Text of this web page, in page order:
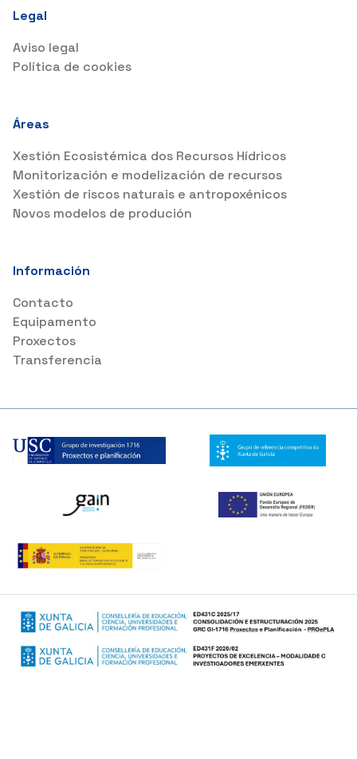
Legal
Aviso legal
Política de cookies
Áreas
Xestión Ecosistémica dos Recursos Hídricos
Monitorización e modelización de recursos
Xestión de riscos naturais e antropoxénicos
Novos modelos de produción
Información
Contacto
Equipamento
Proxectos
Transferencia